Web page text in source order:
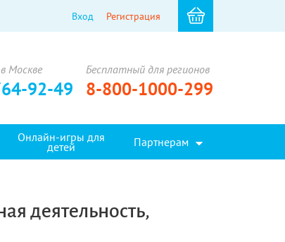
Вход Регистрация
Москве
92-49
Бесплатный для регионов
8-800-1000-299
Онлайн-игры для
детей Партнерам
деятельность,